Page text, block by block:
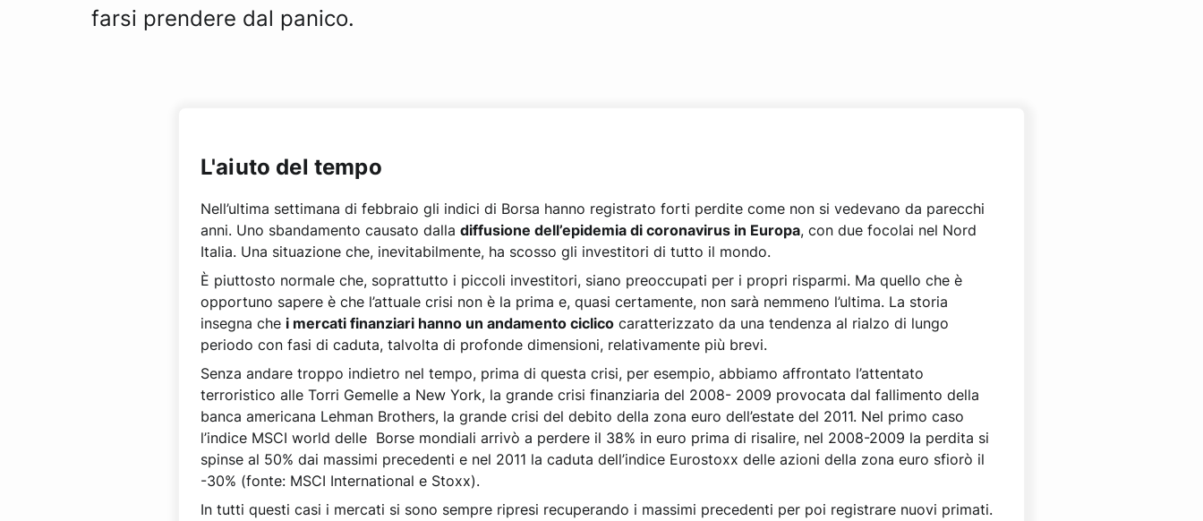
farsi prendere dal panico.
L'aiuto del tempo
Nell’ultima settimana di febbraio gli indici di Borsa hanno registrato forti perdite come non si vedevano da parecchi
anni. Uno sbandamento causato dalla diffusione dell’epidemia di coronavirus in Europa, con due focolai nel Nord
Italia. Una situazione che, inevitabilmente, ha scosso gli investitori di tutto il mondo.
È piuttosto normale che, soprattutto i piccoli investitori, siano preoccupati per i propri risparmi. Ma quello che è
opportuno sapere è che l’attuale crisi non è la prima e, quasi certamente, non sarà nemmeno l’ultima. La storia
insegna che i mercati finanziari hanno un andamento ciclico caratterizzato da una tendenza al rialzo di lungo
periodo con fasi di caduta, talvolta di profonde dimensioni, relativamente più brevi.
Senza andare troppo indietro nel tempo, prima di questa crisi, per esempio, abbiamo affrontato l’attentato
terroristico alle Torri Gemelle a New York, la grande crisi finanziaria del 2008- 2009 provocata dal fallimento della
banca americana Lehman Brothers, la grande crisi del debito della zona euro dell’estate del 2011. Nel primo caso
l’indice MSCI world delle Borse mondiali arrivò a perdere il 38% in euro prima di risalire, nel 2008-2009 la perdita si
spinse al 50% dai massimi precedenti e nel 2011 la caduta dell’indice Eurostoxx delle azioni della zona euro sfiorò il
-30% (fonte: MSCI International e Stoxx).
In tutti questi casi i mercati si sono sempre ripresi recuperando i massimi precedenti per poi registrare nuovi primati.